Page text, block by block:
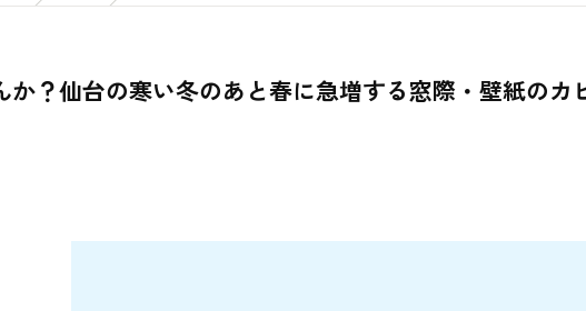
？仙台の寒い冬のあと春に急増する窓際・壁紙のカ